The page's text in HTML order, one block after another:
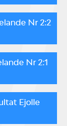
Nr 2:2
Nr 2:1
Ejolle